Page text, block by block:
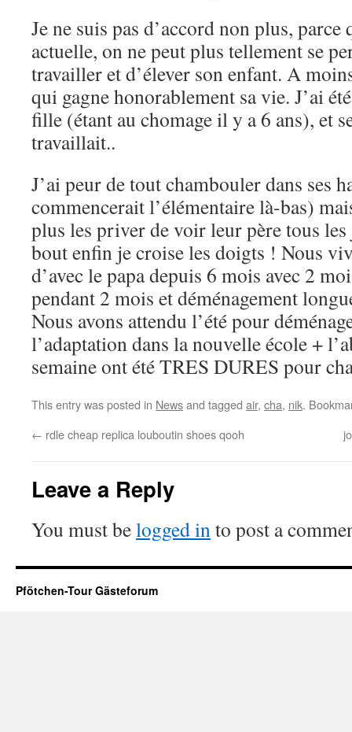
Je ne suis pas d’accord non plus, parce
actuelle, on ne peut plus tellement se
travailler et d’élever son enfant. A
qui gagne honorablement sa vie. J’ai
fille (étant au chomage il y a 6 ans), et
travaillait..
J’ai peur de tout chambouler dans ses
commencerait l’élémentaire là-bas)
plus les priver de voir leur père tous
bout enfin je croise les doigts ! Nous
d’avec le papa depuis 6 mois avec 2
pendant 2 mois et déménagement
Nous avons attendu l’été pour
l’adaptation dans la nouvelle école +
semaine ont été TRES DURES pour
This entry was posted in Newsand tagged air, cha, nik.
← rdle cheap replica louboutin shoes qooh
Leave a Reply
You must belogged into post a
Pfötchen-Tour Gästeforum